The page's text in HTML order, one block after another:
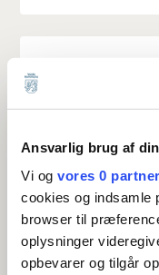
Ansvarlig brug af
Vi og vores 0
cookies og indsamle
browser til
oplysninger
opbevarer og tilgår
du finde ud af,
Varde
Læs mere